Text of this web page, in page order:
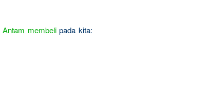
Antam membelipada kita: